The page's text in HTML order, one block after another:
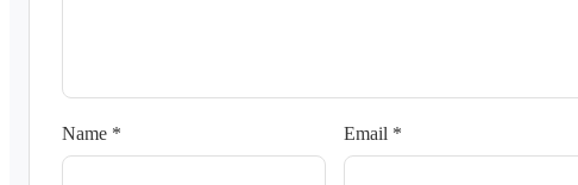
Name * Email *